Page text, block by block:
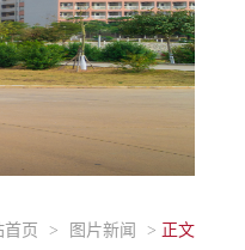
首页 > 图片新闻 > 正文